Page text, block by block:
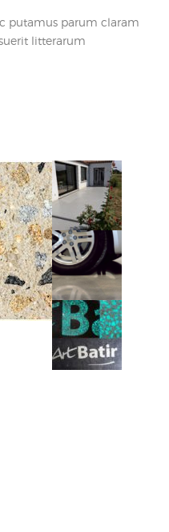
putamus parum claram
litterarum